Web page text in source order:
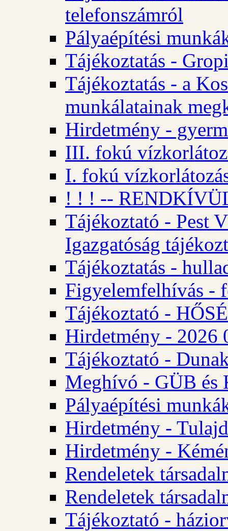
telefonszámról
Pályaépítési
Tájékoztatás -
Tájékoztatás - a
munkálatainak
Hirdetmény -
III. fokú
I. fokú
! ! ! --
Tájékoztató - Pest
Igazgatóság
Tájékoztatás -
Figyelemfelhívás -
Tájékoztató -
Hirdetmény - 2026
Tájékoztató -
Meghívó - GÜB és
Pályaépítési
Hirdetmény -
Hirdetmény -
Rendeletek
Rendeletek
Tájékoztató -